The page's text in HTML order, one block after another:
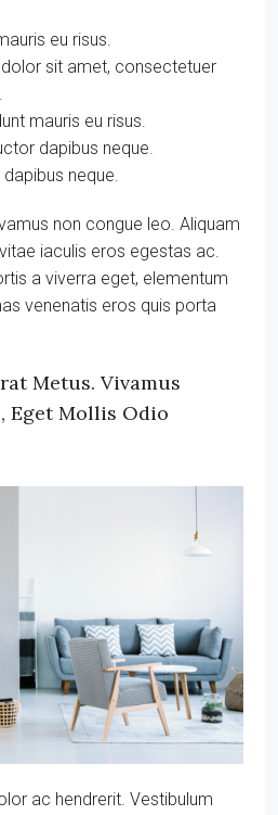
eu risus.
sit amet, consectetuer
mauris eu risus.
dapibus neque.
neque.
non congue leo. Aliquam
iaculis eros egestas ac.
a viverra eget, elementum
venenatis eros quis porta
Metus. Vivamus
Eget Mollis Odio
ac hendrerit. Vestibulum